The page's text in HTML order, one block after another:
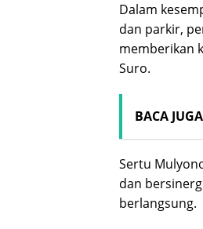
Dalam
dan parkir,
memberikan
Suro.
BACA JUGA
Sertu
dan
berlangsung.